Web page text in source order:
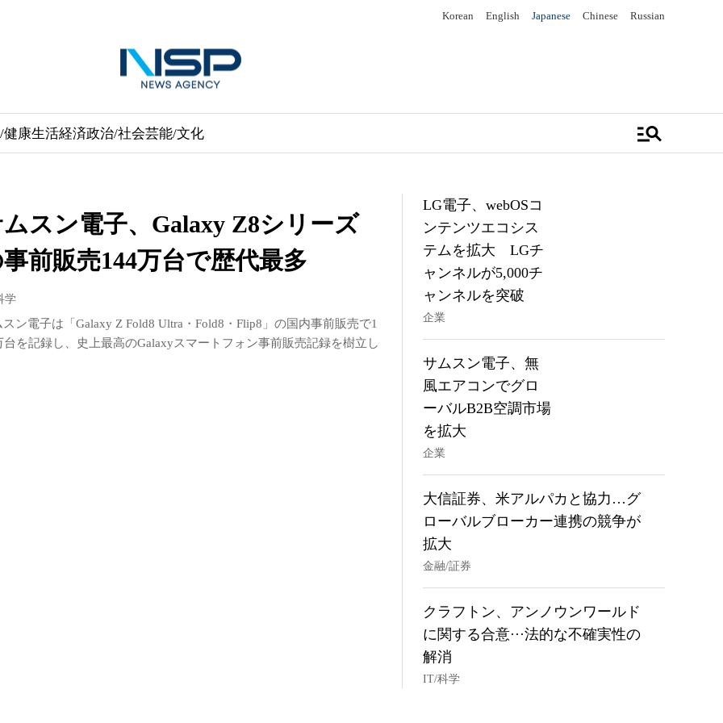
Korean English Japanese Chinese Russian
健康生活経済政治/社会芸能/文化 manage_search
スン電子、Galaxy Z8シリーズ
前販売144万台で歴代最多
学
スン電子は「Galaxy Z Fold8 Ultra・Fold8・Flip8」の国内事前販売で1
台を記録し、史上最高のGalaxyスマートフォン事前販売記録を樹立し
LG電子、webOSコ
ンテンツエコシス
テムを拡大 LGチ
ャンネルが5,000チ
ャンネルを突破
企業
サムスン電子、無
風エアコンでグロ
ーバルB2B空調市場
を拡大
企業
大信証券、米アルパカと協力…グ
ローバルブローカー連携の競争が
拡大
金融/証券
クラフトン、アンノウンワールド
に関する合意···法的な不確実性の
解消
IT/科学